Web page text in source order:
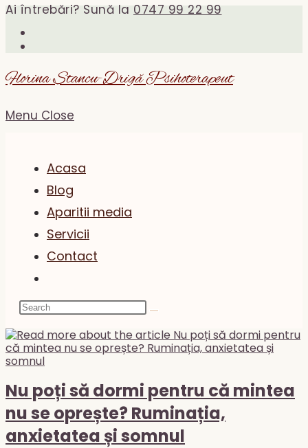
Skip
content
Ai întrebări? Sună la 0747 99 22 99
Florina Stancu-Drigă Psihoterapeut
Menu Close
Acasa
Blog
Aparitii media
Servicii
Contact
website
Nu poți să dormi pentru că mintea
nu se oprește? Ruminația,
anxietatea și somnul